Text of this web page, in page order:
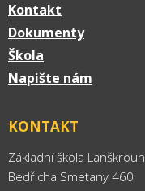
Kontakt
Dokumenty
Škola
Napište nám
KONTAKT
Základní škola Lanškroun
Bedřicha Smetany 460